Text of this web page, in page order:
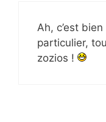
Ah, c’est
particulier,
zozios !